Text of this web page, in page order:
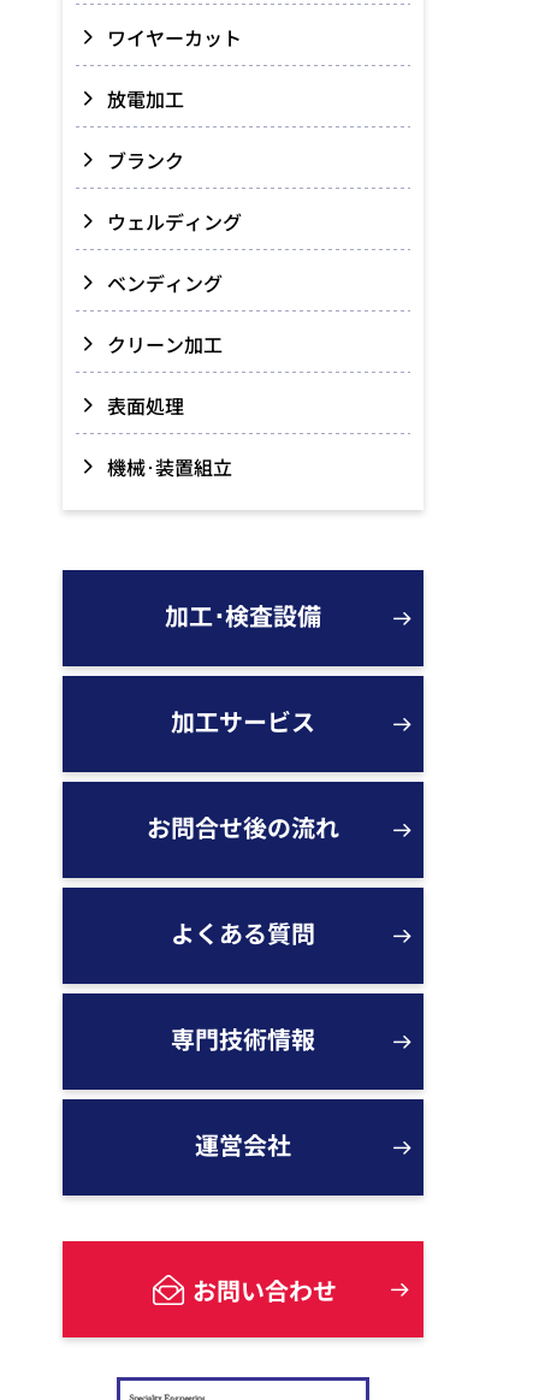
ワイヤーカット
放電加工
ブランク
ウェルディング
ベンディング
クリーン加工
表面処理
機械･装置組立
加工･検査設備
加工サービス
お問合せ後の流れ
よくある質問
専門技術情報
運営会社
お問い合わせ